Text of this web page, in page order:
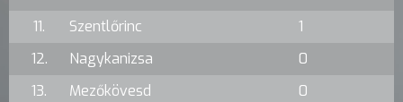
11.
Szentlőrinc
1
12.
Nagykanizsa
0
13.
Mezőkövesd
0